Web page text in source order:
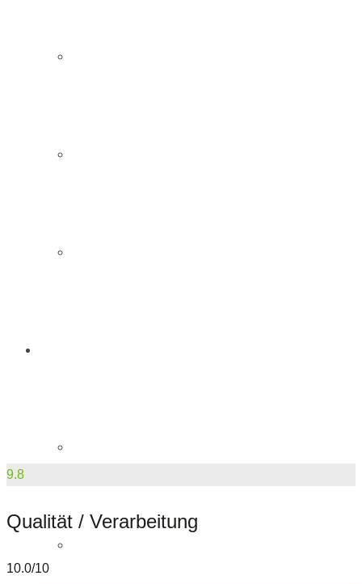
9.8
Qualität / Verarbeitung
10.0/10